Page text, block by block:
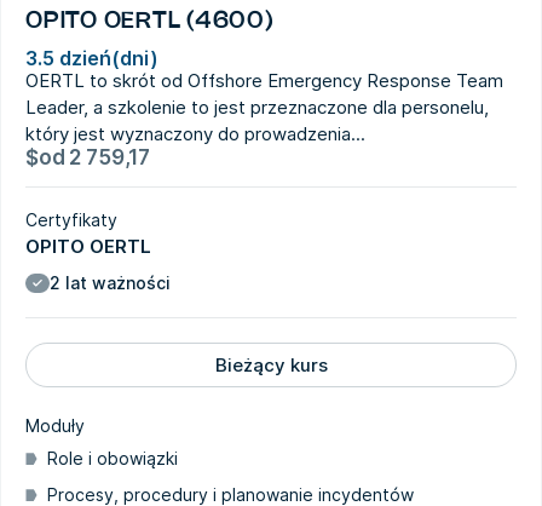
OPITO OERTL (4600)
3.5 dzień(dni)
OERTL to skrót od Offshore Emergency Response Team
Leader, a szkolenie to jest przeznaczone dla personelu,
który jest wyznaczony do prowadzenia...
$od 2 759,17
Certyfikaty
OPITO OERTL
2 lat ważności
Bieżący kurs
Moduły
Role i obowiązki
Procesy, procedury i planowanie incydentów